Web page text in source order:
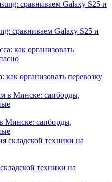
сравниваем Galaxy S25 и
как организовать перевозку
Минске: сапборды,
техники на